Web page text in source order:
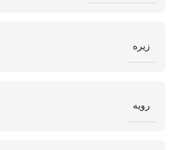
زیره
رویه